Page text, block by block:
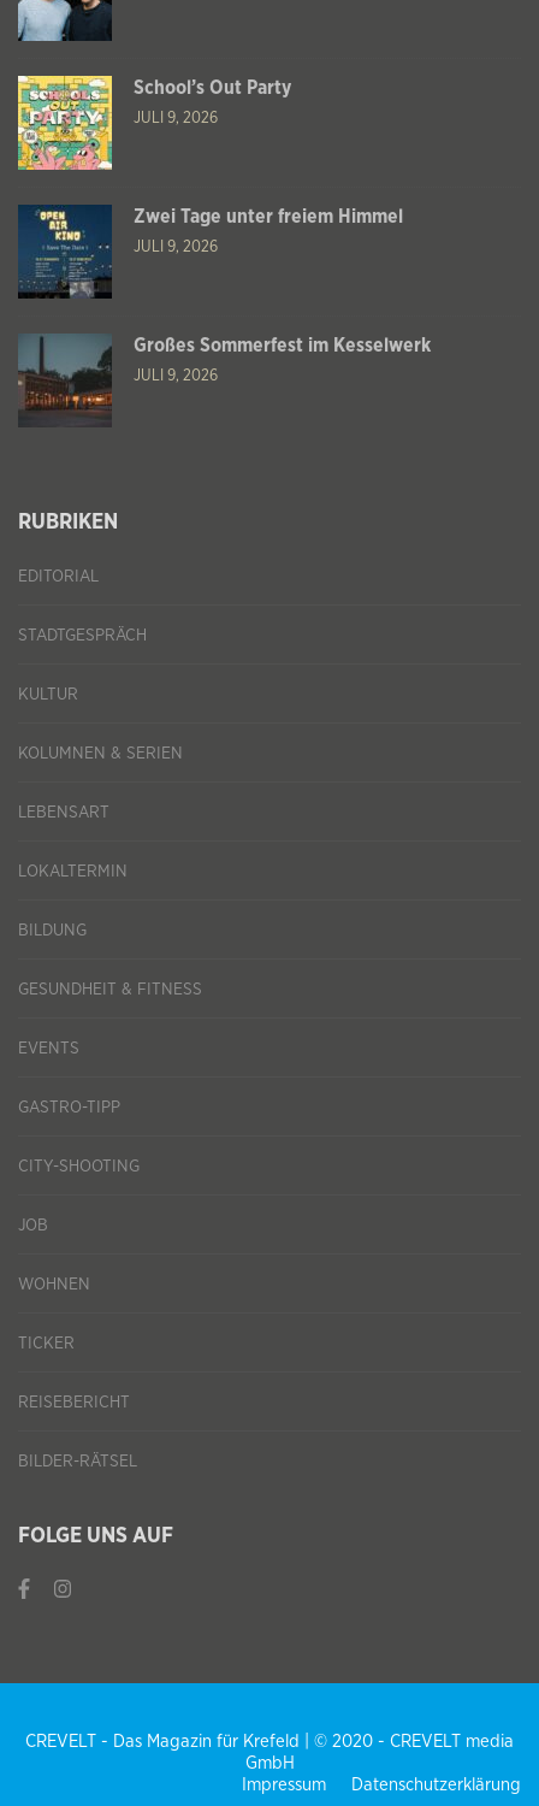
School’s Out Party
JULI 9, 2026
Zwei Tage unter freiem Himmel
JULI 9, 2026
Großes Sommerfest im Kesselwerk
JULI 9, 2026
RUBRIKEN
EDITORIAL
STADTGESPRÄCH
KULTUR
KOLUMNEN & SERIEN
LEBENSART
LOKALTERMIN
BILDUNG
GESUNDHEIT & FITNESS
EVENTS
GASTRO-TIPP
CITY-SHOOTING
JOB
WOHNEN
TICKER
REISEBERICHT
BILDER-RÄTSEL
FOLGE UNS AUF
CREVELT - Das Magazin für Krefeld | © 2020 - CREVELT media
GmbH
Impressum
Datenschutzerklärung